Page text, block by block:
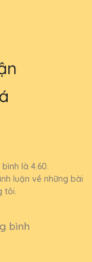
là 4.60.
luận về những bài
tôi.
bình